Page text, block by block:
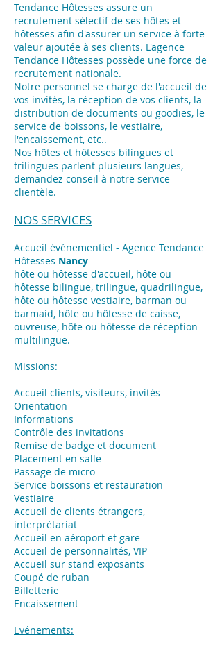
Tendance Hôtesses assure un
recrutement sélectif de ses hôtes et
hôtesses afin d'assurer un service à forte
valeur ajoutée à ses clients. L'agence
Tendance Hôtesses possède une force de
recrutement nationale.
Notre personnel se charge de l'accueil de
vos invités, la réception de vos clients, la
distribution de documents ou goodies, le
service de boissons, le vestiaire,
l'encaissement, etc..
Nos hôtes et hôtesses bilingues et
trilingues parlent plusieurs langues,
demandez conseil à notre service
clientèle.
NOS SERVICES
Accueil événementiel - Agence Tendance
Hôtesses Nancy
hôte ou hôtesse d'accueil, hôte ou
hôtesse bilingue, trilingue, quadrilingue,
hôte ou hôtesse vestiaire, barman ou
barmaid, hôte ou hôtesse de caisse,
ouvreuse, hôte ou hôtesse de réception
multilingue.
Missions:
Accueil clients, visiteurs, invités
Orientation
Informations
Contrôle des invitations
Remise de badge et document
Placement en salle
Passage de micro
Service boissons et restauration
Vestiaire
Accueil de clients étrangers,
interprétariat
Accueil en aéroport et gare
Accueil de personnalités, VIP
Accueil sur stand exposants
Coupé de ruban
Billetterie
Encaissement
Evénements: